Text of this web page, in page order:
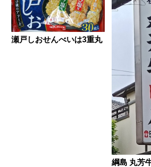
瀬戸しおせんべいは3重丸
綱島 丸芳